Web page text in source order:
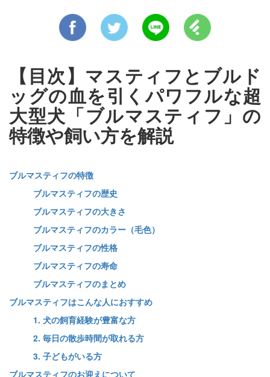
【目次】マスティフとブルド
ッグの血を引くパワフルな超
大型犬「ブルマスティフ」の
特徴や飼い方を解説
ブルマスティフの特徴
ブルマスティフの歴史
ブルマスティフの大きさ
ブルマスティフのカラー（毛色）
ブルマスティフの性格
ブルマスティフの寿命
ブルマスティフのまとめ
ブルマスティフはこんな人におすすめ
1. 犬の飼育経験が豊富な方
2. 毎日の散歩時間が取れる方
3. 子どもがいる方
ブルマスティフのお迎えについて